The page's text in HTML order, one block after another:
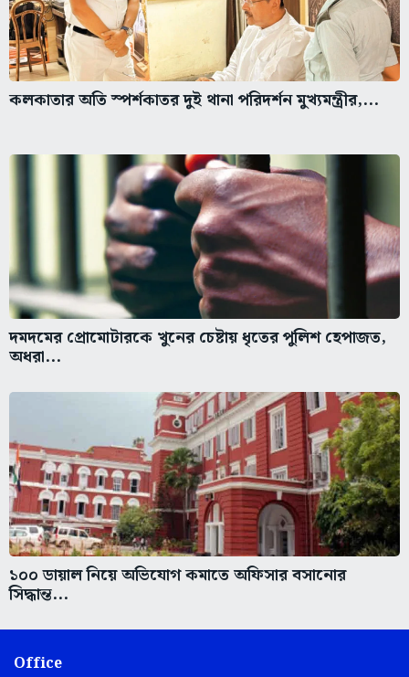
কলকাতার অতি স্পর্শকাতর দুই থানা পরিদর্শন মুখ্যমন্ত্রীর,...
দমদমের প্রোমোটারকে খুনের চেষ্টায় ধৃতের পুলিশ হেপাজত,
অধরা...
১০০ ডায়াল নিয়ে অভিযোগ কমাতে অফিসার বসানোর
সিদ্ধান্ত...
Office